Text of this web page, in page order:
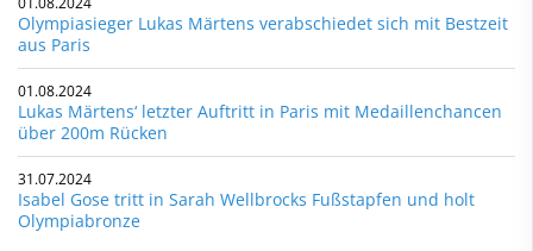
Olympiasieger Lukas Märtens verabschiedet sich mit Bestzeit
aus Paris
01.08.2024
Lukas Märtens‘ letzter Auftritt in Paris mit Medaillenchancen
über 200m Rücken
31.07.2024
Isabel Gose tritt in Sarah Wellbrocks Fußstapfen und holt
Olympiabronze